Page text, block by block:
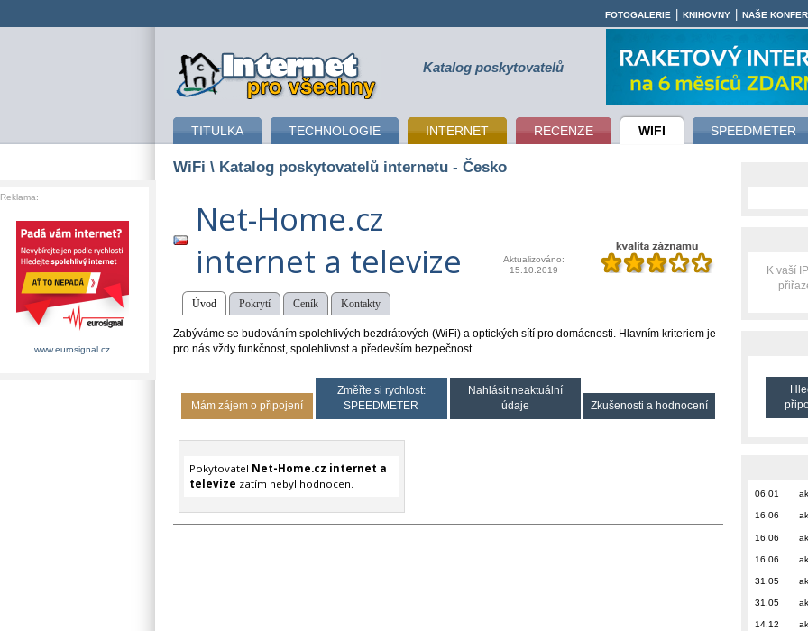
připojení k internetu Katalog poskytovatelů
TITULKA TECHNOLOGIE INTERNET RECENZE WIFI SPEEDMETER
FOTOGALERIE KNIHOVNY NAŠE
WiFi \ Katalog poskytovatelů internetu - Česko
Net-Home.cz
internet a televize
Aktualizováno:
15.10.2019
Úvod Pokrytí Ceník Kontakty
Zabýváme se budováním spolehlivých bezdrátových (WiFi) a optických sítí pro domácnosti. Hlavním kriteriem je
pro nás vždy funkčnost, spolehlivost a především bezpečnost.
Mám zájem o připojení
Změřte si rychlost:
SPEEDMETER
Nahlásit neaktuální
údaje
Zkušenosti a hodnocení
Pokytovatel Net-Home.cz internet a
televize zatím nebyl hodnocen.
K vaší
06.01
16.06
16.06
16.06
31.05
31.05
14.12
Reklama:
www.eurosignal.cz